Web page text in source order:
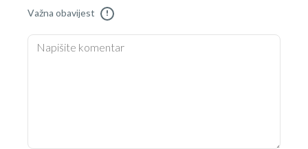
Važna obavijest !